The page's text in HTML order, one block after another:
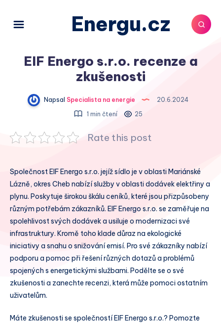
Energu.cz
EIF Energo s.r.o. recenze a
zkušenosti
Napsal Specialista na energie
20.6.2024
1 min čtení
25
Rate this post
Společnost EIF Energo s.r.o. jejíž sídlo je v oblasti Mariánské
Lázně, okres Cheb nabízí služby v oblasti dodávek elektřiny a
plynu. Poskytuje širokou škálu ceníků, které jsou přizpůsobeny
různým potřebám zákazníků. EIF Energo s.r.o. se zaměřuje na
spolehlivost svých dodávek a usiluje o modernizaci své
infrastruktury. Kromě toho klade důraz na ekologické
iniciativy a snahu o snižování emisí. Pro své zákazníky nabízí
podporu a pomoc při řešení různých dotazů a problémů
spojených s energetickými službami. Podělte se o své
zkušenosti a zanechte recenzi, která může pomoci ostatním
uživatelům.
Máte zkušenosti se společností EIF Energo s.r.o.? Pomozte